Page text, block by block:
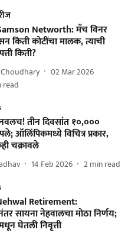
Networth: मॅच विनर
किती कोटींचा मालक, त्याची
किती?
02 Mar 2026
read
तीन दिवसांत १०,०००
ऑलिंपिकमध्ये विचित्र प्रकार,
चक्रावले
14 Feb 2026 2min read
Retirement:
सायना नेहवालचा मोठा निर्णय;
घेतली निवृत्ती